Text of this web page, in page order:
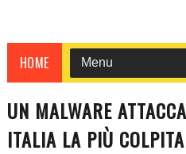
HOME
UN MALWARE
ITALIA LA PIÙ COLPITA